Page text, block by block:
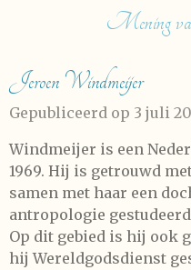
de
hoofdinhoud
Mening van
Jeroen Windmeijer
Gepubliceerd op 3 juli
Windmeijer is een
1969. Hij is getrouwd
samen met haar een
antropologie
Op dit gebied is hij ook
hij Wereldgodsdienst